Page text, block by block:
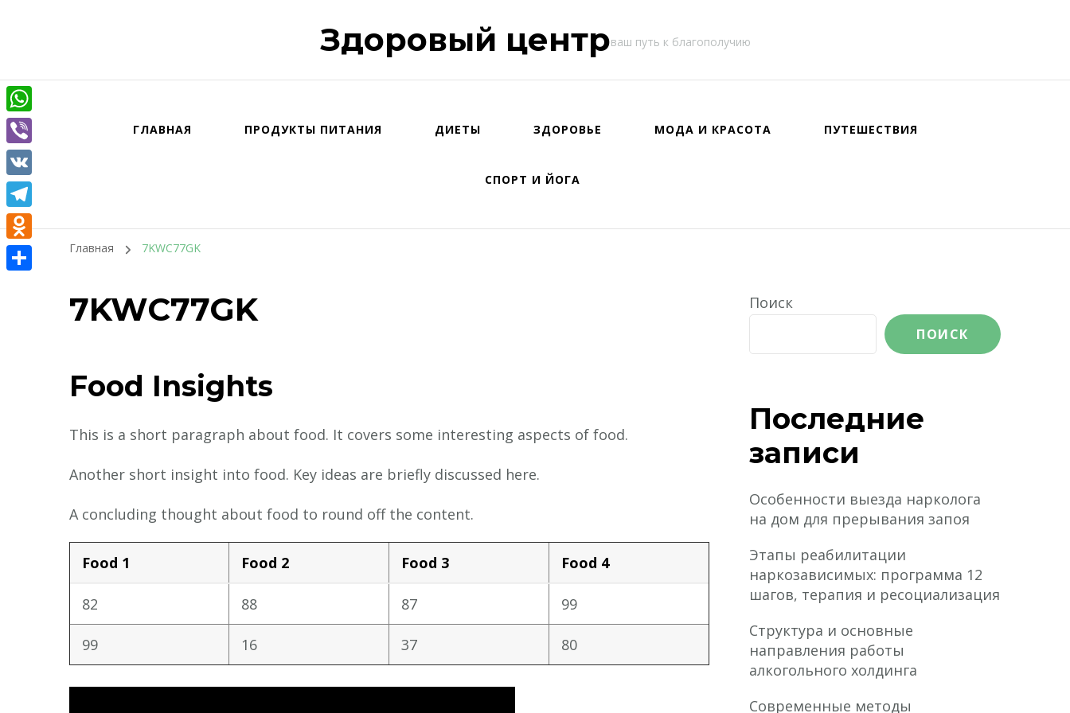
Здоровый центрваш путь к благополучию
ГЛАВНАЯ ПРОДУКТЫ ПИТАНИЯ ДИЕТЫ ЗДОРОВЬЕ МОДА И КРАСОТА ПУТЕШЕСТВИЯ
СПОРТ И ЙОГА
Главная 7KWC77GK
7KWC77GK
Food Insights
This is a short paragraph about food. It covers some interesting aspects of food.
Another short insight into food. Key ideas are briefly discussed here.
A concluding thought about food to round off the content.
Food 1 Food 2 Food 3 Food 4
82 88 87 99
99 16 37 80
Поиск
ПОИСК
Последние
записи
Особенности выезда нарколога
на дом для прерывания запоя
Этапы реабилитации
наркозависимых: программа 12
шагов, терапия и ресоциализация
Структура и основные
направления работы
алкогольного холдинга
Современные методы
WhatsApp
Viber
VK
Telegram
Odnoklassniki